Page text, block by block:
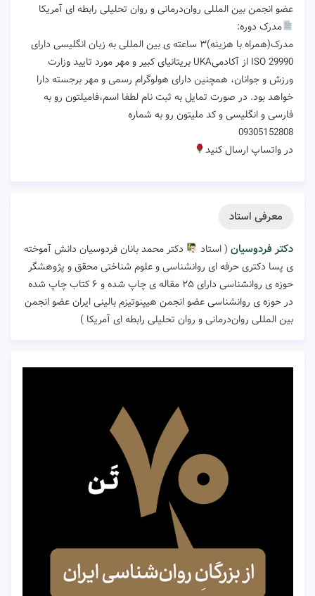
عضو انجمن بین المللی روان‌درمانی و روان تحلیلی رابطه ای آمریکا
مدرک دوره:
مدرک(همراه با هزینه)۳ ساعته ی بین المللی به زبان انگلیسی دارای
ISO 29990 از آکادمیUKA بریتانیای کبیر و مهر مورد تایید وزارت
ورزش و جوانان، همچنین دارای هولوگرام رسمی و مهر برجسته دارا
خواهد بود. در صورت تمایل به ثبت نام لطفا اسم،فامیلتون رو به
فارسی و انگلیسی و کد ملیتون رو به شماره
09305152808
در واتساپ ارسال کنید
معرفی استاد
دکتر فردوسیان ( استاد
دکتر محمد بانان فردوسیان دانش آموخته
ی پسا دکتری حرفه ای روانشناسی و علوم شناختی محقق و پژوهشگر
حوزه ی روانشناسی دارای ۲۵ مقاله ی چاپ شده و ۶ کتاب چاپ شده
در حوزه ی روانشناسی عضو انجمن هیپنوتیزم بالینی ایران عضو انجمن
بین المللی روان‌درمانی و روان تحلیلی رابطه ای آمریکا )